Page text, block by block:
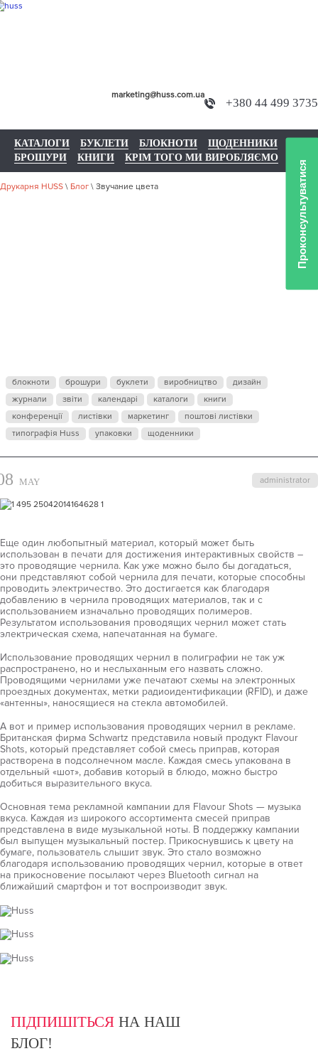
+380 44 499 3735
marketing@huss.com.ua
КАТАЛОГИ БУКЛЕТИ БЛОКНОТИ
ЩОДЕННИКИ
БРОШУРИ
КНИГИ КРІМ ТОГО МИ ВИРОБЛЯЄМО
Друкарня HUSS \ Блог \ Звучание цвета
блокноти брошури буклети виробництво
дизайн
журнали
звіти календарі каталоги
книги
конференції
листівки маркетинг
поштові листівки
типографія Huss
упаковки щоденники
administrator
MAY
Еще один любопытный материал, который может быть
использован в печати для достижения интерактивных свойств –
это проводящие чернила. Как уже можно было бы догадаться,
они представляют собой чернила для печати, которые способны
проводить электричество. Это достигается как благодаря
добавлению в чернила проводящих материалов, так и с
использованием изначально проводящих полимеров.
Результатом использования проводящих чернил может стать
электрическая схема, напечатанная на бумаге.
Использование проводящих чернил в полиграфии не так уж
распространено, но и неслыханным его назвать сложно.
Проводящими чернилами уже печатают схемы на электронных
проездных документах, метки радиоидентификации (RFID), и даже
«антенны», наносящиеся на стекла автомобилей.
А вот и пример использования проводящих чернил в рекламе.
Британская фирма Schwartz представила новый продукт Flavour
Shots, который представляет собой смесь приправ, которая
растворена в подсолнечном масле. Каждая смесь упакована в
отдельный «шот», добавив который в блюдо, можно быстро
добиться выразительного вкуса.
Основная тема рекламной кампании для Flavour Shots — музыка
вкуса. Каждая из широкого ассортимента смесей приправ
представлена в виде музыкальной ноты. В поддержку кампании
был выпущен музыкальный постер. Прикоснувшись к цвету на
бумаге, пользователь слышит звук. Это стало возможно
благодаря использованию проводящих чернил, которые в ответ
на прикосновение посылают через Bluetooth сигнал на
ближайший смартфон и тот воспроизводит звук.
ПІДПИШІТЬСЯ НА НАШ
БЛОГ!
Проконсультуватися